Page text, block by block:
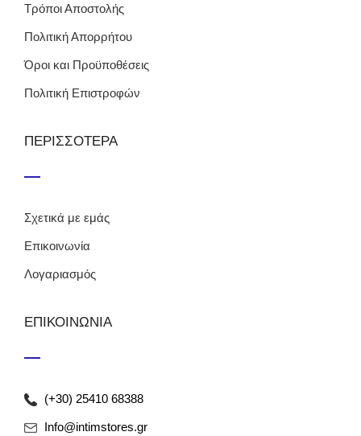
Τρόποι Αποστολής
Πολιτική Απορρήτου
Όροι και Προϋποθέσεις
Πολιτική Επιστροφών
ΠΕΡΙΣΣΟΤΕΡΑ
Σχετικά με εμάς
Επικοινωνία
Λογαριασμός
ΕΠΙΚΟΙΝΩΝΙΑ
(+30) 25410 68388
Info@intimstores.gr